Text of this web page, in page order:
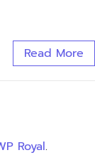
Read More
Royal.